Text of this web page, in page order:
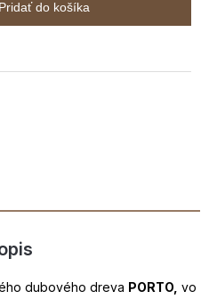
Pridať do košíka
dubového dreva PORTO vo